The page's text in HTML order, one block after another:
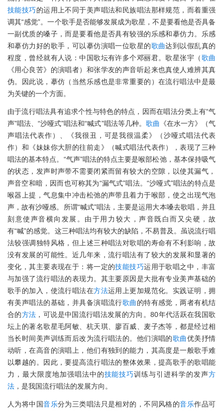
技能技巧的运用上不同于美声唱法和民族唱法那样规范，而着重强
调其“感觉”。一个歌手是否能够发展成为歌星，不是要看他是否具备
一副优质的嗓子，而是要看他是否具有较强的乐感和摹仿力。乐感
和摹仿力好的歌手，可以摹仿演唱一位歌星的歌曲达到以假乱真的
程度，曾经就有人说：中国歌坛有许多个邓丽君。歌星张宇（歌曲
《用心良苦》的演唱者）和张学友的声音听起来也真使人难辨其真
伪。因此说，摹仿（当然乐感也是非常重要的）在流行唱法中是最
为关键的一个方面。
由于流行唱法具有追求个性与特色的特点，因而在唱法分类上有“气
声”唱法、“沙哑式”唱法和“喊式”唱法等几种。 歌曲
《在水一方》（气
声唱法代表作）、《我很丑，可是我很温柔》（沙哑式唱法代表
作）和《妹妹你大胆的往前走》（喊式唱法代表作），表现了三种
唱法的基本特点。“气声”唱法的特点主要是喉部松弛，基本保持吸气
的状态，发声时声带不需要闭紧而留有较大的空隙，以使其漏气，
声音空和暗，因而也可称其为“漏气式”唱法。“沙哑式”唱法的特点是
喉器上提，气息集中冲击松弛的声带且着力于喉部，使之出现气泡
声，故有沙哑感。所谓“喊式”唱法，主要是运用大本嗓去歌唱，并且
刻意使声音横向发展。由于用力较大，声音既白而又尖硬，故
有“喊”的感觉。这三种唱法均有较大的缺陷，不易普及。虽说流行唱
法较强调独特风格，但上述三种唱法对歌唱的寿命有不利影响，故
没有发展的可能性。近几年来，流行唱法有了较大的发展和显著的
变化，其主要表现在于：将一定的技能技巧运用于歌唱之中，丰富
与加强了流行唱法的表现力。其主要原因是大批有专业美声基础的
歌手的加入，使流行唱法在方法运用上更加规范化。实践证明，拥
有美声唱法的基础，并具备演唱流行歌曲 的特有感觉，两者有机结
合的方法 ，可说是中国流行唱法发展的方向。80年代活跃在我国歌
坛上的著名歌星毛阿敏、杭天琪、廖百威、麦子杰等，都是经过相
当长时间美声训练而后改为流行唱法的。他们演唱的歌曲优美抒情
动听，在高音的演唱上，他们有独到的能力，其高度是一般歌手难
以攀越的。因此，要提高流行唱法的整体效果，提高歌手的歌唱能
力，最大限度地加强唱法中的技能技巧训练与引进科学的发声方
法 ，是我国流行唱法的发展方向。
人为将中国音乐分为三类唱法只是相对的，不同风格的音乐作品可